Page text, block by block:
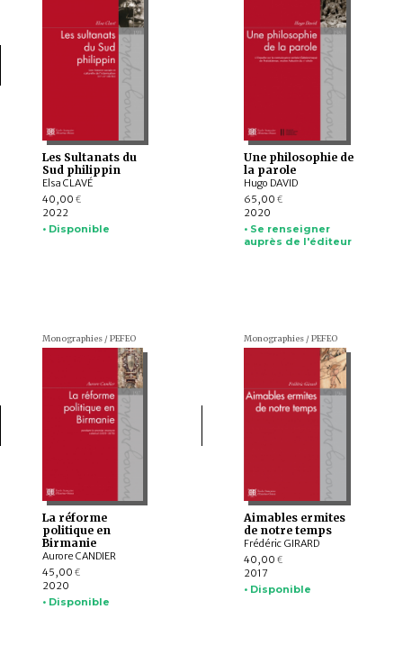
Les Sultanats du
Sud philippin
Elsa CLAVÉ
40,00 €
2022
• Disponible
Une philosophie de
la parole
Hugo DAVID
65,00 €
2020
• Se renseigner
auprès de l'éditeur
Monographies / PEFEO
La réforme
politique en
Birmanie
Aurore CANDIER
45,00 €
2020
• Disponible
Monographies / PEFEO
Aimables ermites
de notre temps
Frédéric GIRARD
40,00 €
2017
• Disponible